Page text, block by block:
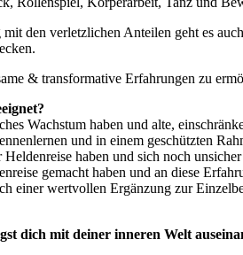
mit den verletzlichen Anteilen geht es
& transformative Erfahrungen zu
Wachstum haben und alte,
und in einem geschützten
Heldenreise haben und sich noch
gemacht haben und an diese
einer wertvollen Ergänzung zur
dich mit deiner inneren Welt